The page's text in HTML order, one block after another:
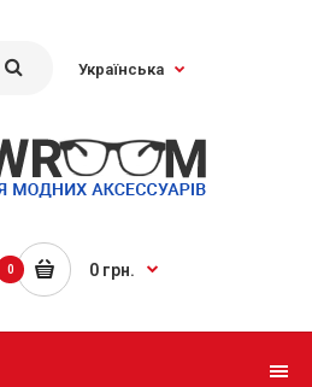
Українська
0 0 грн.